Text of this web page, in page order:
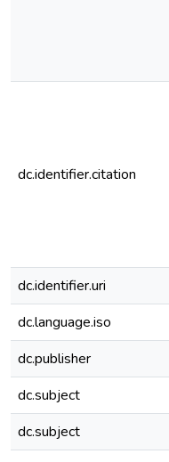
dc.identifier.citation
dc.identifier.uri
dc.language.iso
dc.publisher
dc.subject
dc.subject